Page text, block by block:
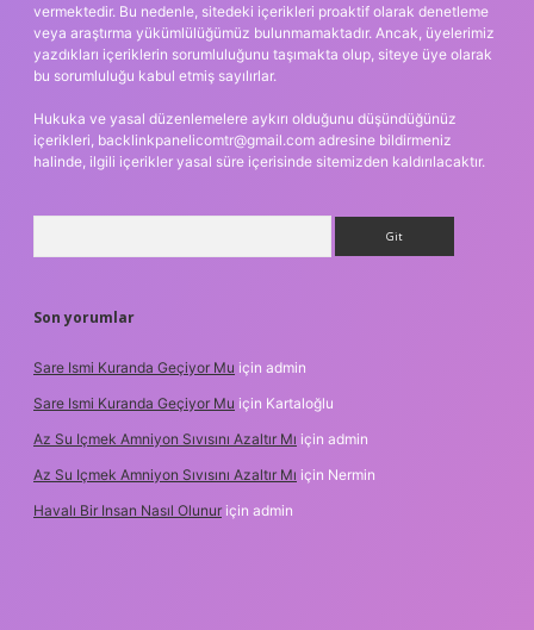
vermektedir. Bu nedenle, sitedeki içerikleri proaktif olarak denetleme
veya araştırma yükümlülüğümüz bulunmamaktadır. Ancak, üyelerimiz
yazdıkları içeriklerin sorumluluğunu taşımakta olup, siteye üye olarak
bu sorumluluğu kabul etmiş sayılırlar.
Hukuka ve yasal düzenlemelere aykırı olduğunu düşündüğünüz
içerikleri, backlinkpanelicomtr@gmail.com adresine bildirmeniz
halinde, ilgili içerikler yasal süre içerisinde sitemizden kaldırılacaktır.
Son yorumlar
Sare Ismi Kuranda Geçiyor Mu için admin
Sare Ismi Kuranda Geçiyor Mu için Kartaloğlu
Az Su Içmek Amniyon Sıvısını Azaltır Mı için admin
Az Su Içmek Amniyon Sıvısını Azaltır Mı için Nermin
Havalı Bir Insan Nasıl Olunur için admin